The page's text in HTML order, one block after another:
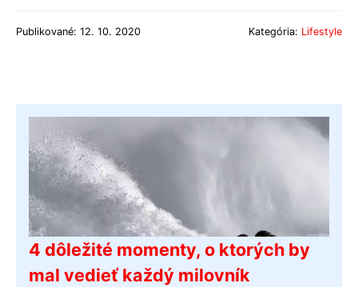
Publikované: 12. 10. 2020 Kategória: Lifestyle
4 dôležité momenty, o ktorých by
mal vedieť každý milovník